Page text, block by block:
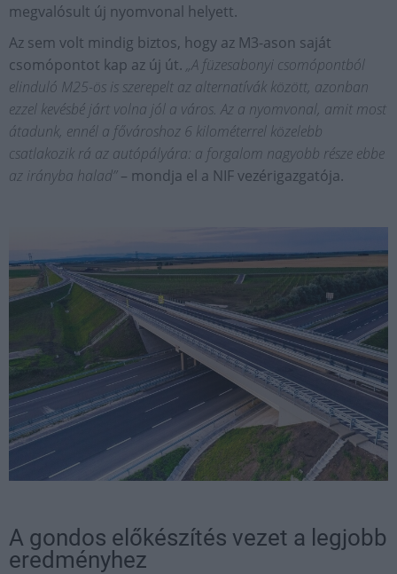
megvalósult új nyomvonal helyett.
Az sem volt mindig biztos, hogy az M3-ason saját
csomópontot kap az új út. „A füzesabonyi csomópontból
elinduló M25-ös is szerepelt az alternatívák között, azonban
ezzel kevésbé járt volna jól a város. Az a nyomvonal, amit most
átadunk, ennél a fővároshoz 6 kilométerrel közelebb
csatlakozik rá az autópályára: a forgalom nagyobb része ebbe
az irányba halad”– mondja el a NIF vezérigazgatója.
A gondos előkészítés vezet a legjobb
eredményhez